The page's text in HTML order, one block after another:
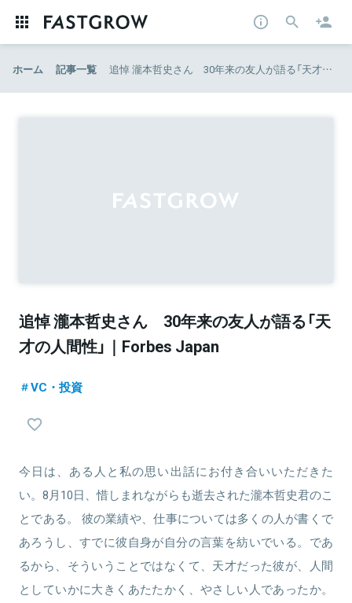
ホーム 記事一覧 追悼 瀧本哲史さん 30年来の友人が語る「天才の人間性」｜Forbes Japan
追悼 瀧本哲史さん 30年来の友人が語る「天
才の人間性」｜Forbes Japan
VC・投資
今日は、ある人と私の思い出話にお付き合いいただきた
い。8月10日、惜しまれながらも逝去された瀧本哲史君のこ
とである。 彼の業績や、仕事については多くの人が書くで
あろうし、すでに彼自身が自分の言葉を紡いでいる。であ
るから、そういうことではなくて、天才だった彼が、人間
としていかに大きくあたたかく、やさしい人であったか。